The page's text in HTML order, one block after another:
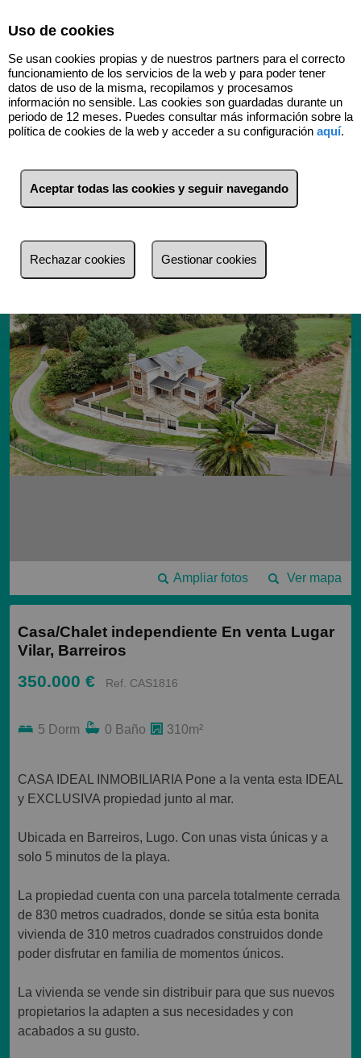
Volver
Ver mapa
Ampliar fotos
Casa/Chalet independiente En venta Lugar
Vilar, Barreiros
350.000 € Ref. CAS1816
5 Dorm 0 Baño 310m²
CASA IDEAL INMOBILIARIA Pone a la venta esta IDEAL
y EXCLUSIVA propiedad junto al mar.
Ubicada en Barreiros, Lugo. Con unas vista únicas y a
solo 5 minutos de la playa.
La propiedad cuenta con una parcela totalmente cerrada
de 830 metros cuadrados, donde se sitúa esta bonita
vivienda de 310 metros cuadrados construidos donde
poder disfrutar en familia de momentos únicos.
La vivienda se vende sin distribuir para que sus nuevos
propietarios la adapten a sus necesidades y con
acabados a su gusto.
Uso de cookies
Se usan cookies propias y de nuestros partners para el correcto
funcionamiento de los servicios de la web y para poder tener
datos de uso de la misma, recopilamos y procesamos
información no sensible. Las cookies son guardadas durante un
periodo de 12 meses. Puedes consultar más información sobre la
política de cookies de la web y acceder a su configuración aquí.
Aceptar todas las cookies y seguir navegando
Rechazar cookies Gestionar cookies